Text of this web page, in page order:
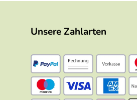
Unsere Zahlarten